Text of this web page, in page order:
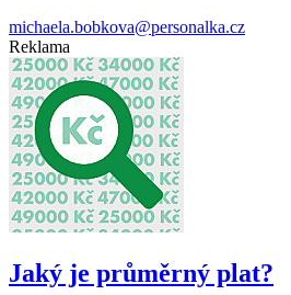
michaela.bobkova@personalka.cz
Reklama
Jaký je průměrný plat?